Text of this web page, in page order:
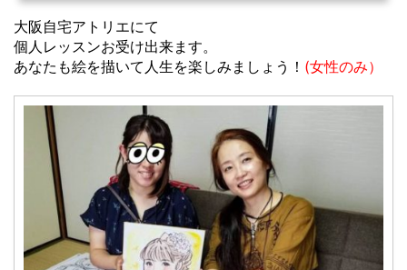
大阪自宅アトリエにて
個人レッスンお受け出来ます。
あなたも絵を描いて人生を楽しみましょう！ (女性のみ）